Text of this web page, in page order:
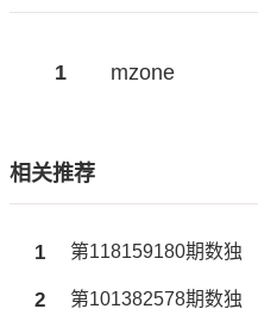
1 mzone
相关推荐
1 第118159180期数独
2 第101382578期数独